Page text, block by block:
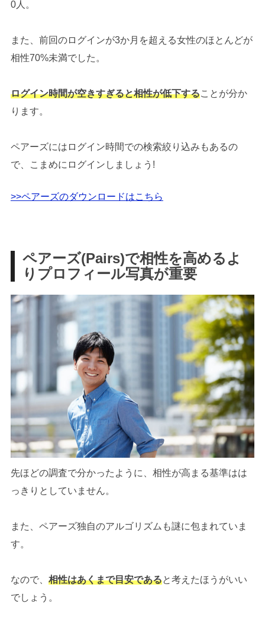
0人。
また、前回のログインが3か月を超える女性のほとんどが
相性70%未満でした。
ログイン時間が空きすぎると相性が低下することが分か
ります。
ペアーズにはログイン時間での検索絞り込みもあるの
で、こまめにログインしましょう!
>>ペアーズのダウンロードはこちら
ペアーズ(Pairs)で相性を高めるよ
りプロフィール写真が重要
先ほどの調査で分かったように、相性が高まる基準はは
っきりとしていません。
また、ペアーズ独自のアルゴリズムも謎に包まれていま
す。
なので、 相性はあくまで目安であると考えたほうがいい
でしょう。